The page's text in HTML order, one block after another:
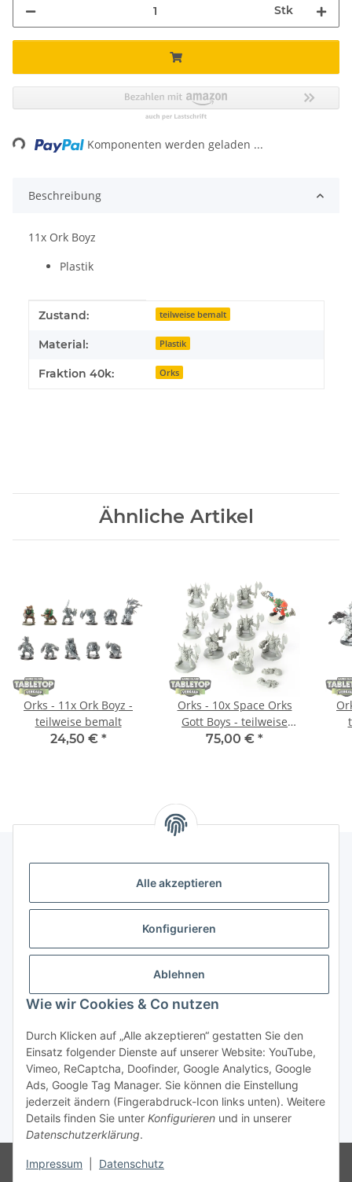
Alle akzeptieren
Konfigurieren
Ablehnen
Wie wir Cookies & Co nutzen
Durch Klicken auf „Alle akzeptieren“ gestatten Sie den
Einsatz folgender Dienste auf unserer Website: YouTube,
Vimeo, ReCaptcha, Doofinder, Google Analytics, Google
Ads, Google Tag Manager. Sie können die Einstellung
jederzeit ändern (Fingerabdruck-Icon links unten). Weitere
Details finden Sie unter Konfigurieren und in unserer
Datenschutzerklärung.
Impressum Datenschutz
Stk
Komponenten werden geladen ...
Beschreibung
11x Ork Boyz
Plastik
Produkteigenschaft
Wert
Zustand: teilweise bemalt
Material: Plastik
Fraktion 40k: Orks
Ähnliche Artikel
Orks - 11x Ork Boyz -
teilweise bemalt
24,50 € *
Orks - 10x Space Orks
Gott Boys - teilweise
bemalt
75,00 € *
Gesetzliche Informationen
Bestellung wiederrufen
* Alle Preise inkl. gesetzlicher USt., zzgl.Versand
Besucherzähler: 75469973